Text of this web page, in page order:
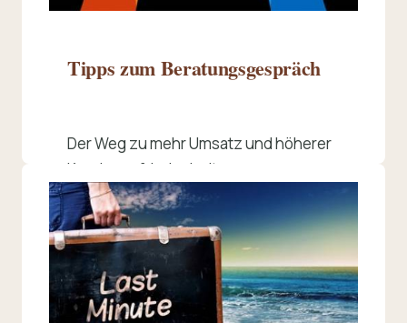
Tipps zum Beratungsgespräch
Der Weg zu mehr Umsatz und höherer
Kundenzufriedenheit.
Beitrag lesen